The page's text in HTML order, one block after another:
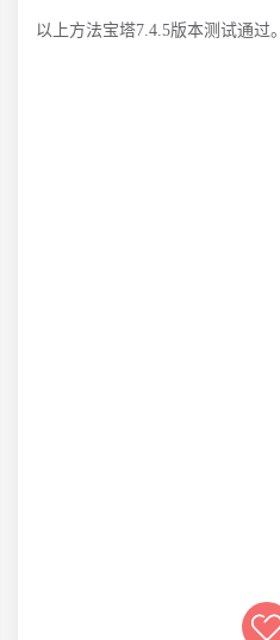
以上方法宝塔7.4.5版本测试通过。